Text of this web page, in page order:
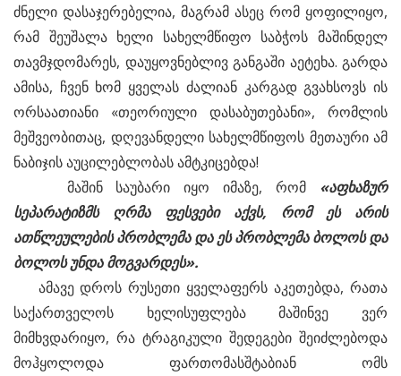
ძნელი დასაჯერებელია, მაგრამ ასეც რომ ყოფილიყო,
რამ შეუშალა ხელი სახელმწიფო საბჭოს მაშინდელ
თავმჯდომარეს, დაუყოვნებლივ განგაში აეტეხა. გარდა
ამისა, ჩვენ ხომ ყველას ძალიან კარგად გვახსოვს ის
ორსაათიანი «თეორიული დასაბუთებანი», რომლის
მეშვეობითაც, დღევანდელი სახელმწიფოს მეთაური ამ
ნაბიჯის აუცილებლობას ამტკიცებდა!
მაშინ საუბარი იყო იმაზე, რომ «აფხაზურ
სეპარატიზმს ღრმა ფესვები აქვს, რომ ეს არის
ათწლეულებისპრობლემადაესპრობლემაბოლოსდა
ბოლოსუნდამოგვარდეს».
ამავე დროს რუსეთი ყველაფერს აკეთებდა, რათა
საქართველოს ხელისუფლება მაშინვე ვერ
მიმხვდარიყო, რა ტრაგიკული შედეგები შეიძლებოდა
მოჰყოლოდა ფართომასშტაბიან ომს